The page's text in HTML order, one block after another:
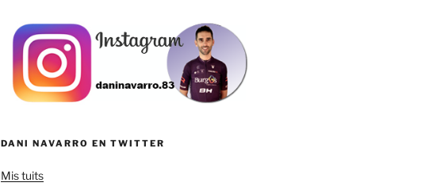
DANI NAVARRO EN TWITTER
Mis tuits